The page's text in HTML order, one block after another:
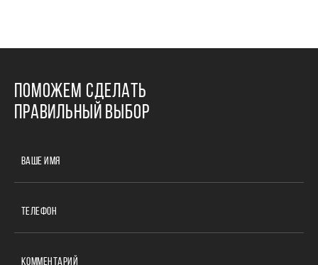
ПОМОЖЕМ СДЕЛАТЬ
ПРАВИЛЬНЫЙ ВЫБОР
ВАШЕ ИМЯ
ТЕЛЕФОН
КОММЕНТАРИЙ